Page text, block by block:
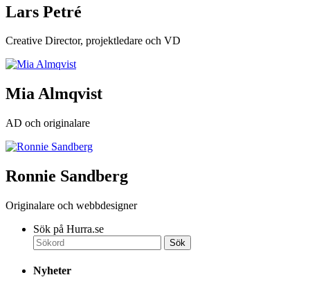
Lars Petré
Creative Director, projektledare och VD
Mia Almqvist
AD och originalare
Ronnie Sandberg
Originalare och webbdesigner
Sök på Hurra.se
Nyheter